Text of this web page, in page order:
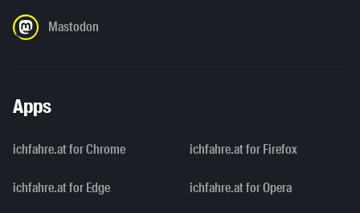
Mastodon
Apps
ichfahre.at for Chrome ichfahre.at for Firefox
ichfahre.at for Edge ichfahre.at for Opera